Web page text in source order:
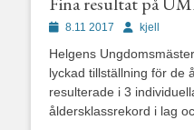
Publicerad
8.11 2017 Författare
kjell
Helgens
lyckad tillställning för de
resulterade i 3
åldersklassrekord i lag